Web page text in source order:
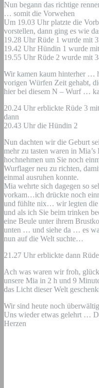
Nun begann das richtige
… somit die Vorwehen
Um 19.03 Uhr platzte die
vorstellen, dann ging es wie
19.28 Uhr Rüde 1 wurde mit
19.42 Uhr Hündin 1 wurde
19.55 Uhr Rüde 2 wurde mit
Wir kamen kaum hinterher …
vorigen Würfen Zeit gehabt,
hier bei diesem N – Wurf …
20.24 Uhr erblickte Rüde 3
dann
20.43 Uhr die Hündin 2
Nun dachten wir die Geburt
mehr zu tasten waren in
hochnehmen um Sie noch
Wurflager neu zu richten,
einmal ausruhen konnte.
Mia wehrte sich dagegen so
vorkam…ich drückte noch
und fühlte nix… wir legten die
und als ich Sie beim trinken
eine Beule unter ihrem
unten … und siehe da … es
nun auf die Welt suchte…
21.27 Uhr erblickte dann
Ach was waren wir froh,
unsere Mia in 2 h und 9
das Licht dieser Welt
Wir sind heute noch
Uns wieder etwas gelehrt …
Herzen